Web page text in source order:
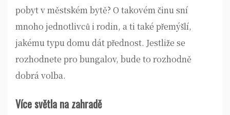
pobyt v městském bytě? O takovém činu sní
mnoho jednotlivců i rodin, a ti také přemýšlí,
jakému typu domu dát přednost. Jestliže se
rozhodnete pro bungalov, bude to rozhodně
dobrá volba.
Více světla na zahradě